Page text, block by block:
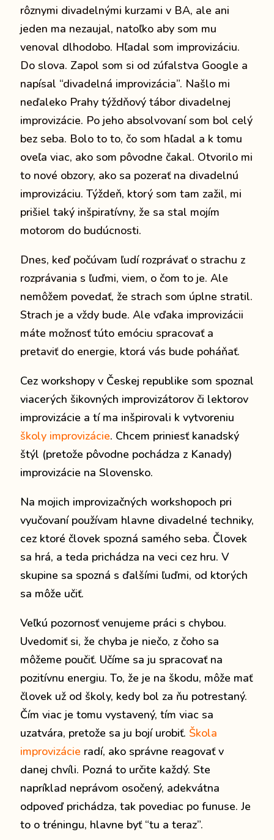
rôznymi divadelnými kurzami v BA, ale ani
jeden ma nezaujal, natoľko aby som mu
venoval dlhodobo. Hľadal som improvizáciu.
Do slova. Zapol som si od zúfalstva Google a
napísal “divadelná improvizácia”. Našlo mi
neďaleko Prahy týždňový tábor divadelnej
improvizácie. Po jeho absolvovaní som bol celý
bez seba. Bolo to to, čo som hľadal a k tomu
oveľa viac, ako som pôvodne čakal. Otvorilo mi
to nové obzory, ako sa pozerať na divadelnú
improvizáciu. Týždeň, ktorý som tam zažil, mi
prišiel taký inšpiratívny, že sa stal mojím
motorom do budúcnosti.
Dnes, keď počúvam ľudí rozprávať o strachu z
rozprávania s ľuďmi, viem, o čom to je. Ale
nemôžem povedať, že strach som úplne stratil.
Strach je a vždy bude. Ale vďaka improvizácii
máte možnosť túto emóciu spracovať a
pretaviť do energie, ktorá vás bude poháňať.
Cez workshopy v Českej republike som spoznal
viacerých šikovných improvizátorov či lektorov
improvizácie a tí ma inšpirovali k vytvoreniu
školy improvizácie. Chcem priniesť kanadský
štýl (pretože pôvodne pochádza z Kanady)
improvizácie na Slovensko.
Na mojich improvizačných workshopoch pri
vyučovaní používam hlavne divadelné techniky,
cez ktoré človek spozná samého seba. Človek
sa hrá, a teda prichádza na veci cez hru. V
skupine sa spozná s ďalšími ľuďmi, od ktorých
sa môže učiť.
Veľkú pozornosť venujeme práci s chybou.
Uvedomiť si, že chyba je niečo, z čoho sa
môžeme poučiť. Učíme sa ju spracovať na
pozitívnu energiu. To, že je na škodu, môže mať
človek už od školy, kedy bol za ňu potrestaný.
Čím viac je tomu vystavený, tím viac sa
uzatvára, pretože sa ju bojí urobiť. Škola
improvizácie radí, ako správne reagovať v
danej chvíli. Pozná to určite každý. Ste
napríklad neprávom osočený, adekvátna
odpoveď prichádza, tak povediac po funuse. Je
to o tréningu, hlavne byť “tu a teraz”.